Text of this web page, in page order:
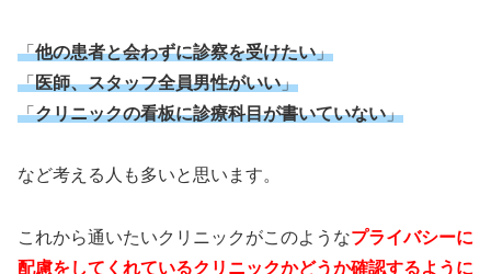
「他の患者と会わずに診察を受けたい」
「医師、スタッフ全員男性がいい」
「クリニックの看板に診療科目が書いていない」
など考える人も多いと思います。
これから通いたいクリニックがこのようなプライバシーに
配慮をしてくれているクリニックかどうか確認するように